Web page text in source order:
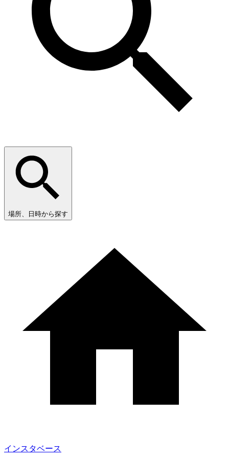
場所、日時から探す
インスタベース